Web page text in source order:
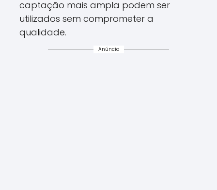
captação mais ampla podem ser
utilizados sem comprometer a
qualidade.
Anúncio